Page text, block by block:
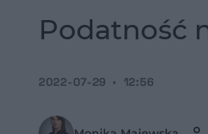
Podatność
2022-07-29 12:56